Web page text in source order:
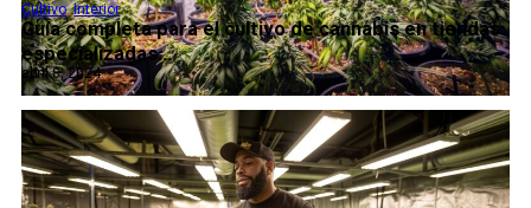
Guía completa para el cultivo de cannabis en tiendas
especializadas...
Cultivo,Interior
abril 8, 2024